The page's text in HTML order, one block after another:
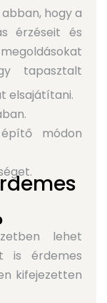
hogy a
érzéseit és
tapasztalt
elsajátítani.
módon
lehet
is érdemes
kifejezetten